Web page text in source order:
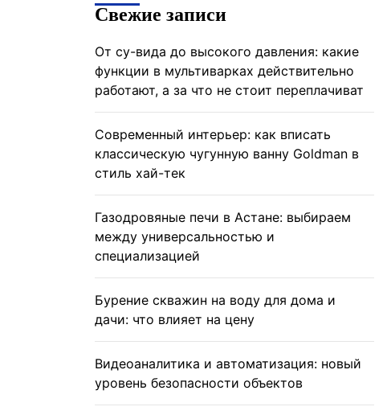
Свежие записи
От су-вида до высокого давления: какие
функции в мультиварках действительно
работают, а за что не стоит переплачиват
Современный интерьер: как вписать
классическую чугунную ванну Goldman в
стиль хай-тек
Газодровяные печи в Астане: выбираем
между универсальностью и
специализацией
Бурение скважин на воду для дома и
дачи: что влияет на цену
Видеоаналитика и автоматизация: новый
уровень безопасности объектов